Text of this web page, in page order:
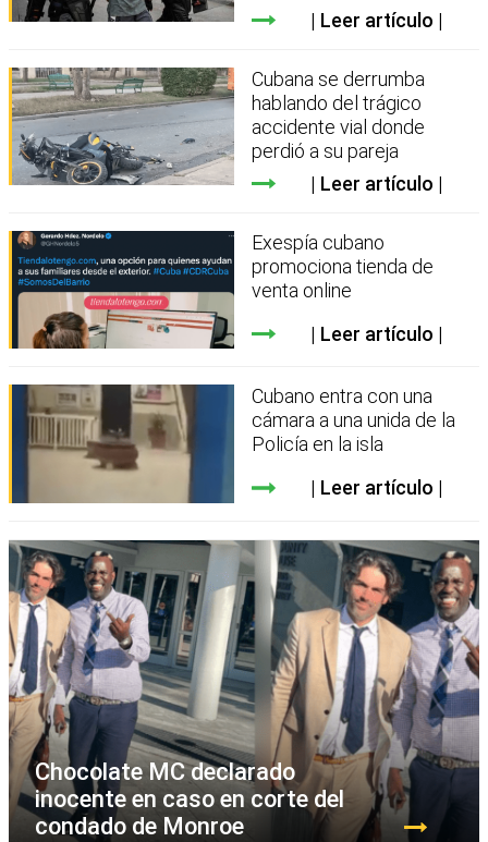
Leer artículo
Cubana se derrumba
hablando del trágico
accidente vial donde
perdió a su pareja
Leer artículo
Exespía cubano
promociona tienda de
venta online
Leer artículo
Cubano entra con una
cámara a una unida de la
Policía en la isla
Leer artículo
Chocolate MC declarado
inocente en caso en corte del
condado de Monroe